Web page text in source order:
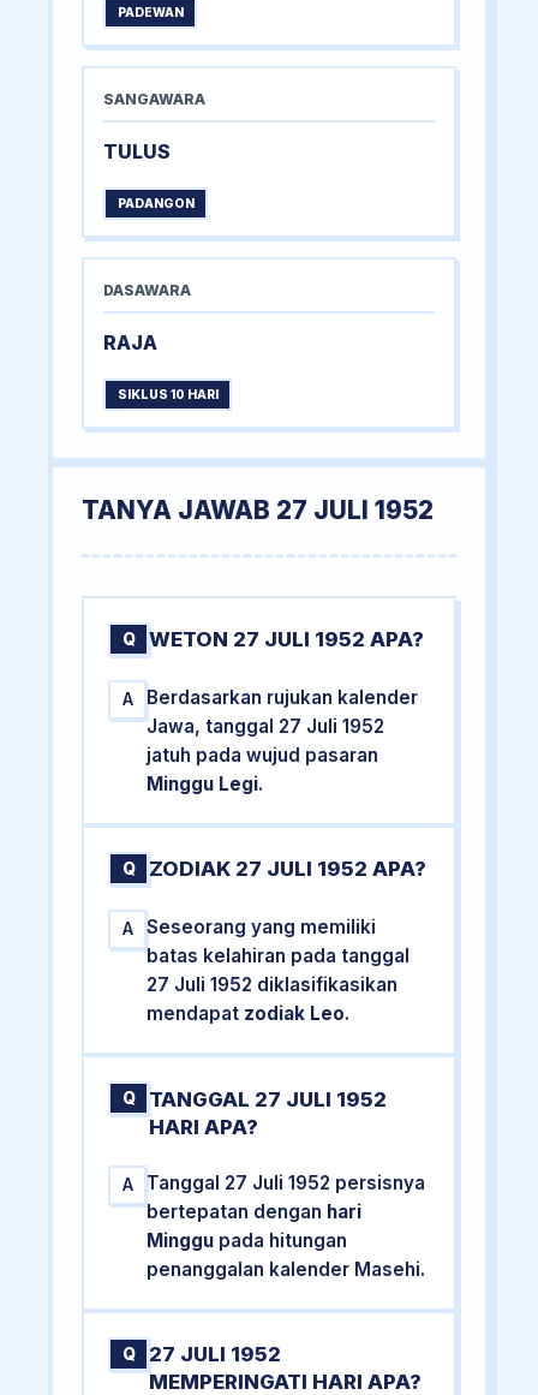
PADEWAN
SANGAWARA
TULUS
PADANGON
DASAWARA
RAJA
SIKLUS 10 HARI
TANYA JAWAB 27 JULI 1952
Q WETON 27 JULI 1952 APA?
A
Berdasarkan rujukan kalender
Jawa, tanggal 27 Juli 1952
jatuh pada wujud pasaran
Minggu Legi.
Q ZODIAK 27 JULI 1952 APA?
A
Seseorang yang memiliki
batas kelahiran pada tanggal
27 Juli 1952 diklasifikasikan
mendapat zodiak Leo.
Q
TANGGAL 27 JULI 1952
HARI APA?
A
Tanggal 27 Juli 1952 persisnya
bertepatan dengan hari
Minggu pada hitungan
penanggalan kalender Masehi.
Q
27 JULI 1952
MEMPERINGATI HARI APA?